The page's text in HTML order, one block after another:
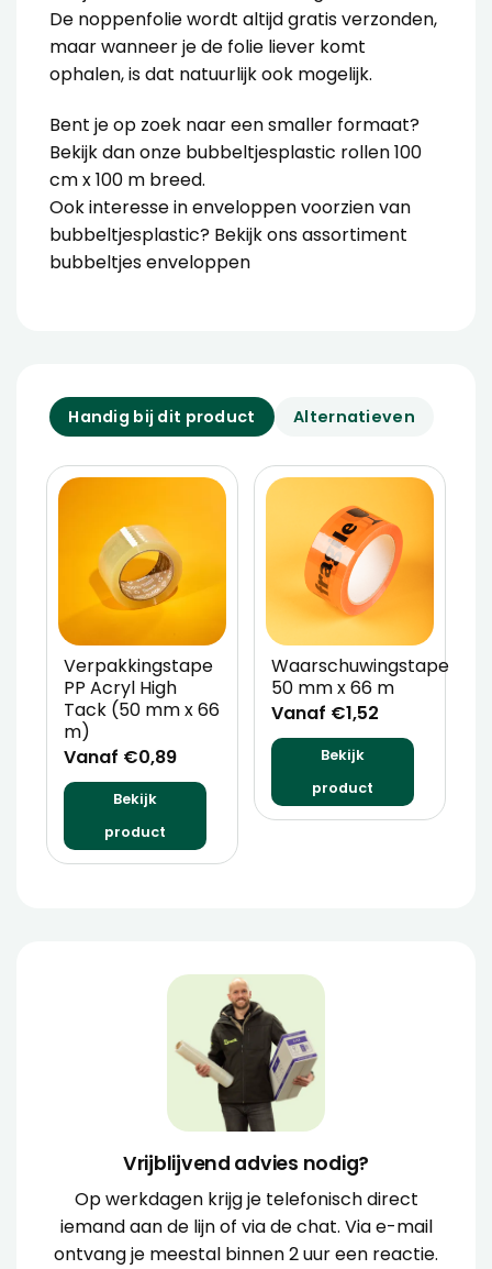
De noppenfolie wordt altijd gratis verzonden,
maar wanneer je de folie liever komt
ophalen, is dat natuurlijk ook mogelijk.
Bent je op zoek naar een smaller formaat?
Bekijk dan onze bubbeltjesplastic rollen 100
cm x 100 m breed.
Ook interesse in enveloppen voorzien van
bubbeltjesplastic? Bekijk onsassortiment
bubbeltjes enveloppen
Handig bij dit product Alternatieven
Verpakkingstape
PP Acryl High
Tack (50 mm x 66
m)
Vanaf €0,89
Bekijk
product
Waarschuwingstape
50 mm x 66 m
Vanaf €1,52
Bekijk
product
Vrijblijvend advies nodig?
Op werkdagen krijg je telefonisch direct
iemand aan de lijn of via de chat. Via e-mail
ontvang je meestal binnen 2 uur een reactie.